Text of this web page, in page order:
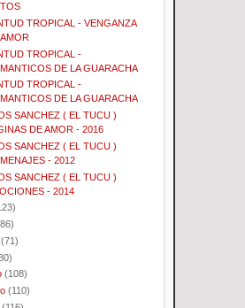
TROPICAL - VENGANZA
TROPICAL -
DE LA GUARACHA
TROPICAL -
DE LA GUARACHA
SANCHEZ ( EL TUCU )
DE AMOR - 2016
SANCHEZ ( EL TUCU )
- 2012
SANCHEZ ( EL TUCU )
- 2014
(71)
(108)
(110)